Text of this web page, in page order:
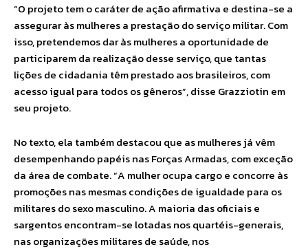
“O projeto tem o caráter de ação afirmativa e destina-se a
assegurar às mulheres a prestação do serviço militar. Com
isso, pretendemos dar às mulheres a oportunidade de
participarem da realização desse serviço, que tantas
lições de cidadania têm prestado aos brasileiros, com
acesso igual para todos os gêneros”, disse Grazziotin em
seu projeto.
No texto, ela também destacou que as mulheres já vêm
desempenhando papéis nas Forças Armadas, com exceção
da área de combate. “A mulher ocupa cargo e concorre às
promoções nas mesmas condições de igualdade para os
militares do sexo masculino. A maioria das oficiais e
sargentos encontram-se lotadas nos quartéis-generais,
nas organizações militares de saúde, nos